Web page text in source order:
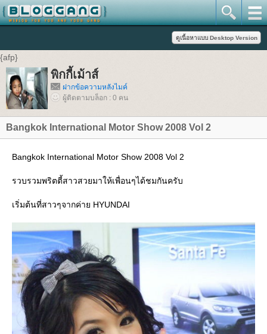
{afp}
พิกกี้เม้าส์
ฝากข้อความหลังไมค์
ผู้ติดตามบล็อก : 0 คน
Bangkok International Motor Show 2008 Vol 2
Bangkok International Motor Show 2008 Vol 2
รวบรวมพริตตี้สาวสวยมาให้เพื่อนๆได้ชมกันครับ
เริ่มต้นที่สาวๆจากค่าย HYUNDAI